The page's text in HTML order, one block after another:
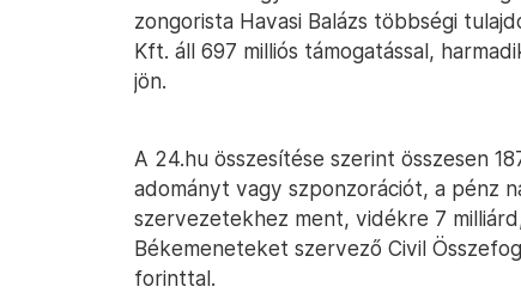
zongorista Havasi Balázs többségi
Kft. áll 697 milliós támogatással,
jön.
A 24.hu összesítése szerint összesen
adományt vagy szponzorációt, a pénz
szervezetekhez ment, vidékre 7
Békemeneteket szervező Civil
forinttal.